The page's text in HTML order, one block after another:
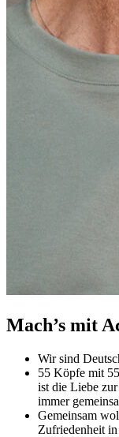
Mach’s mit
Wir sind
55 Köpfe mit
ist die Liebe
immer
Gemeinsam
Zufriedenheit